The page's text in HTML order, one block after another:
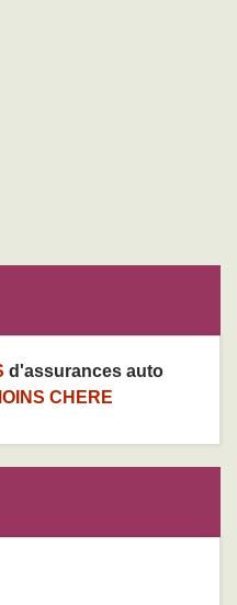
d'assurances auto
CHERE